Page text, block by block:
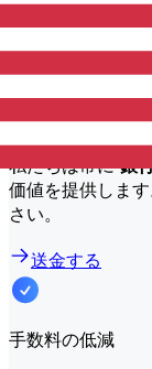
より良い料金
私たちは常に銀
価値を提供しま
さい。
送金する
手数料の低減